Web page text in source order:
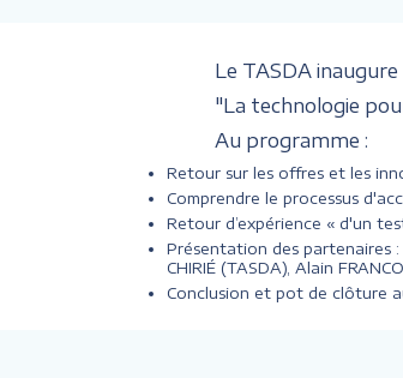
Le TASDA
"La technologie
Au programme :
Retour sur les offres et les
Comprendre le processus
Retour d’expérience « d'un
Présentation des partenaires
CHIRIÉ (TASDA), Alain
Conclusion et pot de clôture